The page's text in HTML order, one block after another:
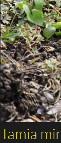
Tamia